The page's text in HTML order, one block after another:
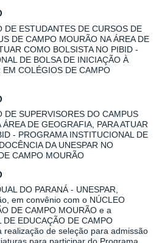
DE ESTUDANTES DE CURSOS DE
DE CAMPO MOURÃO NA ÁREA DE
COMO BOLSISTA NO PIBID -
DE BOLSA DE INICIAÇÃO À
EM COLÉGIOS DE CAMPO
DE SUPERVISORES DO CAMPUS
DE GEOGRAFIA, PARA ATUAR
- PROGRAMA INSTITUCIONAL DE
DA UNESPAR NO
CAMPO MOURÃO
DO PARANÁ - UNESPAR,
em convênio com o NÚCLEO
DE CAMPO MOURÃO e a
DE EDUCAÇÃO DE CAMPO
realização de seleção para admissão